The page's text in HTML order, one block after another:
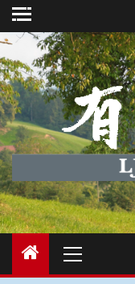
Skip
to
content
Menu